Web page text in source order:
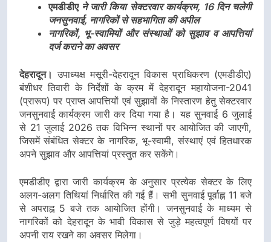
एमडीडीएने जारी किया सेक्टरवार कार्यक्रम, 16 दिन चलेगी
जनसुनवाई, नागरिकों से सहभागिता की अपील
नागरिकों, भू-स्वामियों और संस्थाओं को सुझाव व आपत्तियां
दर्ज कराने का अवसर
देहरादून। उपाध्यक्ष मसूरी-देहरादून विकास प्राधिकरण (एमडीडीए)
बंशीधर तिवारी के निर्देशों के क्रम में देहरादून महायोजना-2041
(प्रारूप) पर प्राप्त आपत्तियों एवं सुझावों के निस्तारण हेतु सेक्टरवार
जनसुनवाई कार्यक्रम जारी कर दिया गया है। यह सुनवाई 6 जुलाई
से 21 जुलाई 2026 तक विभिन्न स्थानों पर आयोजित की जाएगी,
जिसमें संबंधित सेक्टर के नागरिक, भू-स्वामी, संस्थाएं एवं हितधारक
अपने सुझाव और आपत्तियां प्रस्तुत कर सकेंगे।
एमडीडीए द्वारा जारी कार्यक्रम के अनुसार प्रत्येक सेक्टर के लिए
अलग-अलग तिथियां निर्धारित की गई हैं। सभी सुनवाई पूर्वाह्न 11 बजे
से अपराह्न 5 बजे तक आयोजित होंगी। जनसुनवाई के माध्यम से
नागरिकों को देहरादून के भावी विकास से जुड़े महत्वपूर्ण विषयों पर
अपनी राय रखने का अवसर मिलेगा।